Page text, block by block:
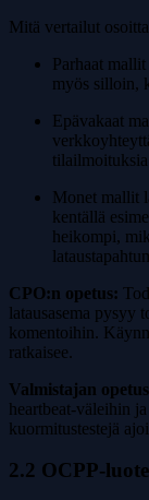
Mitä vertailut
Parhaat
myös silloin,
Epävakaat
Monet mallit
kentällä
heikompi,
CPO:n opetus:
latausasema pysyy
komentoihin.
ratkaisee.
Valmistajan
heartbeat-väleihin
kuormitustestejä
2.2 OCPP-